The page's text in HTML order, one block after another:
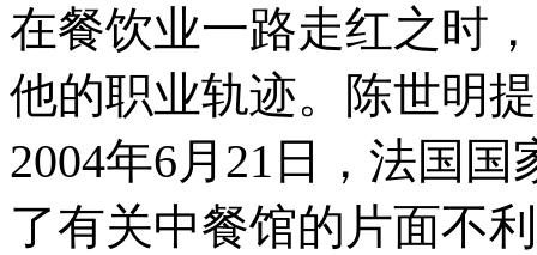
在餐饮业一路走红之时
他的职业轨迹。陈世明
2004年6月21日，法国
了有关中餐馆的片面不